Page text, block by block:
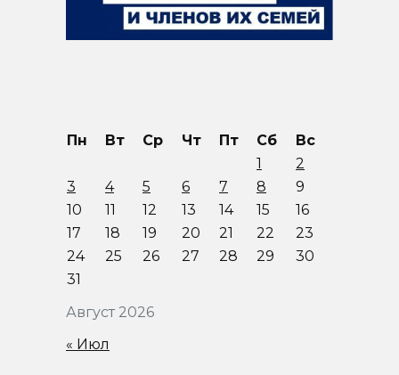
Август 2026
Пн Вт Ср Чт Пт Сб
Вс
1
2
3
4 5 6 7 8
9
10
11 12 13 14 15
16
17
18 19 20 21 22
23
24
25 26 27 28 29
30
31
« Июл